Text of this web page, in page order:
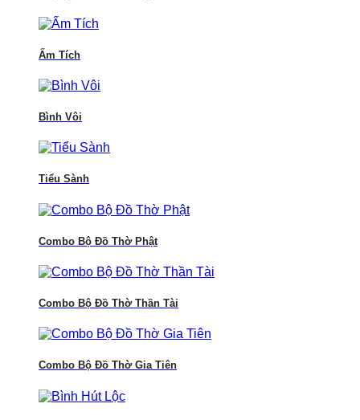
Ấm Tích
Bình Vôi
Tiểu Sành
Combo Bộ Đồ Thờ Phật
Combo Bộ Đồ Thờ Thần Tài
Combo Bộ Đồ Thờ Gia Tiên